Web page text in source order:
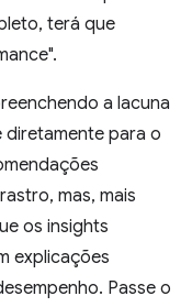
terá que
a lacuna
para o
mas, mais
os insights
explicações
Passe o